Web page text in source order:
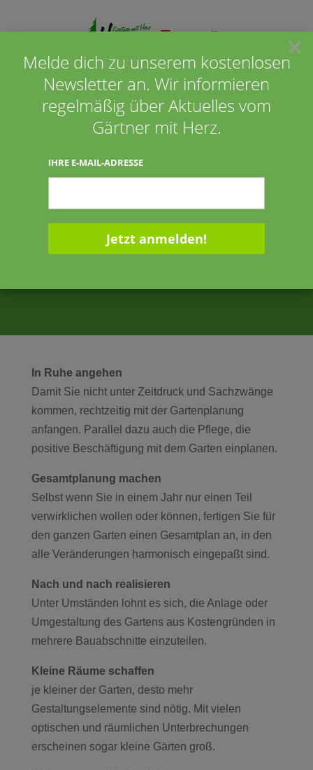
Seite wählen
Gartenumgestaltung
In Ruhe angehen
Damit Sie nicht unter Zeitdruck und Sachzwänge
kommen, rechtzeitig mit der Gartenplanung
anfangen. Parallel dazu auch die Pflege, die
positive Beschäftigung mit dem Garten einplanen.
Gesamtplanung machen
Selbst wenn Sie in einem Jahr nur einen Teil
verwirklichen wollen oder können, fertigen Sie für
den ganzen Garten einen Gesamtplan an, in den
alle Veränderungen harmonisch eingepaßt sind.
Nach und nach realisieren
Unter Umständen lohnt es sich, die Anlage oder
Umgestaltung des Gartens aus Kostengründen in
mehrere Bauabschnitte einzuteilen.
Kleine Räume schaffen
je kleiner der Garten, desto mehr
Gestaltungselemente sind nötig. Mit vielen
optischen und räumlichen Unterbrechungen
erscheinen sogar kleine Gärten groß.
×
Melde dich zu unserem kostenlosen
Newsletter an. Wir informieren
regelmäßig über Aktuelles vom
Gärtner mit Herz.
IHRE E-MAIL-ADRESSE